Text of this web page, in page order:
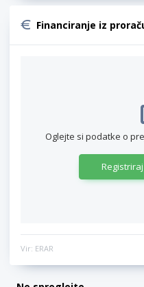
Financiranje iz
Oglejte si podatke o
Vir: ERAR